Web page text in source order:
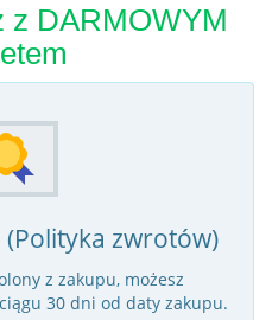
z DARMOWYM
zwrotów)
z zakupu, możesz
30 dni od daty zakupu.